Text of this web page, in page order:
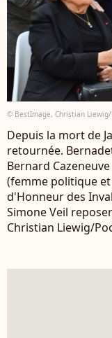
© BestImage, Christian
Depuis la mort de
retournée.
Bernard
(femme politique et
d'Honneur des
Simone Veil
Christian Liewig/